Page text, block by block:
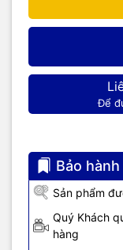
Để
Bảo
Sản phẩm
Quý Khách
hàng